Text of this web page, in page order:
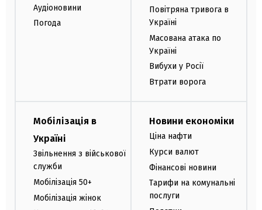
Аудіоновини
Погода
Повітряна тривога в
Україні
Масована атака по
Україні
Вибухи у Росії
Втрати ворога
Мобілізація в
Україні
Звільнення з військової
служби
Мобілізація 50+
Мобілізація жінок
Новини економіки
Ціна нафти
Курси валют
Фінансові новини
Тарифи на комунальні
послуги